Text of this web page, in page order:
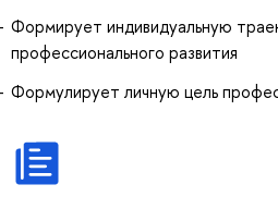
Формирует индивидуальную
профессионального развития
Формулирует личную цель